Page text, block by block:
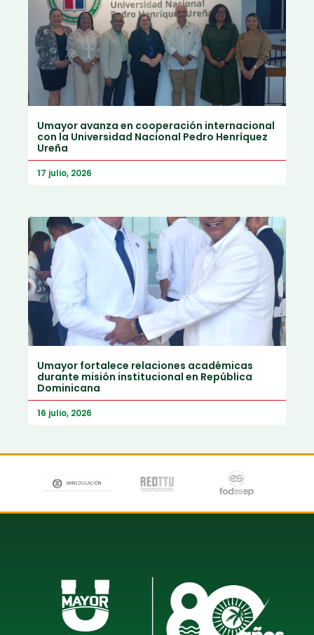
Umayor avanza en cooperación internacional
con la Universidad Nacional Pedro Henríquez
Ureña
17 julio, 2026
Umayor fortalece relaciones académicas
durante misión institucional en República
Dominicana
16 julio, 2026